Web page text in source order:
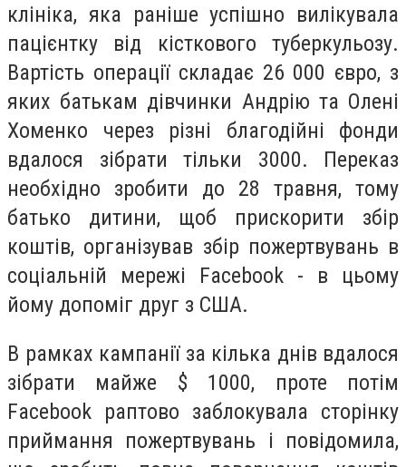
клініка, яка раніше успішно вилікувала
пацієнтку від кісткового туберкульозу.
Вартість операції складає 26 000 євро, з
яких батькам дівчинки Андрію та Олені
Хоменко через різні благодійні фонди
вдалося зібрати тільки 3000. Переказ
необхідно зробити до 28 травня, тому
батько дитини, щоб прискорити збір
коштів, організував збір пожертвувань в
соціальній мережі Facebook - в цьому
йому допоміг друг з США.
В рамках кампанії за кілька днів вдалося
зібрати майже $ 1000, проте потім
Facebook раптово заблокувала сторінку
приймання пожертвувань і повідомила,